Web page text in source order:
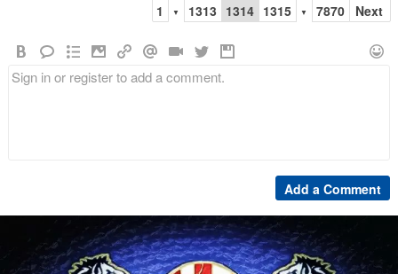
1 ▼ 1313 1314 1315 ▼ 7870 Next
Add a Comment